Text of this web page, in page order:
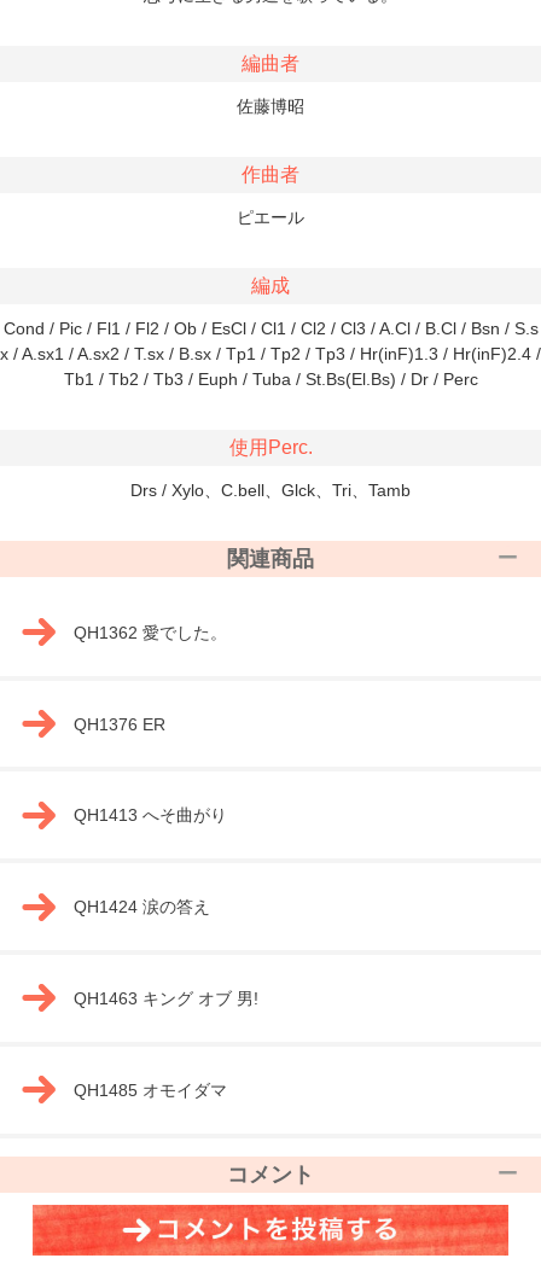
編曲者
佐藤博昭
作曲者
ピエール
編成
Cond / Pic / Fl1 / Fl2 / Ob / EsCl / Cl1 / Cl2 / Cl3 / A.Cl / B.Cl / Bsn / S.s
x / A.sx1 / A.sx2 / T.sx / B.sx / Tp1 / Tp2 / Tp3 / Hr(inF)1.3 / Hr(inF)2.4 /
Tb1 / Tb2 / Tb3 / Euph / Tuba / St.Bs(El.Bs) / Dr / Perc
使用Perc.
Drs / Xylo、C.bell、Glck、Tri、Tamb
関連商品
QH1362 愛でした。
QH1376 ER
QH1413 へそ曲がり
QH1424 涙の答え
QH1463 キング オブ 男!
QH1485 オモイダマ
コメント